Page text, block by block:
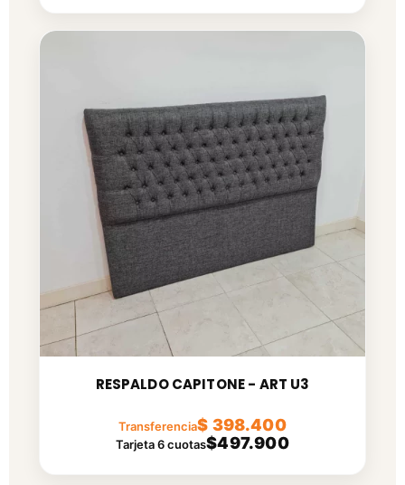
RESPALDO CAPITONE - ART U3
Transferencia$ 398.400
Tarjeta 6 cuotas$497.900